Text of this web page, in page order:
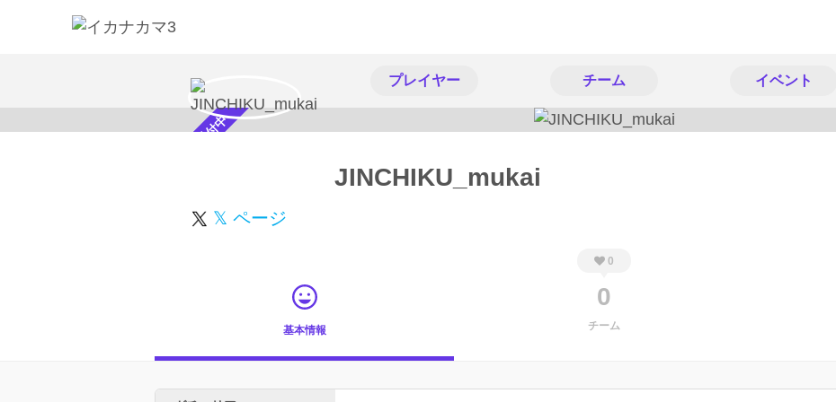
プレイヤー チーム イベント
スカウト受付中 JINCHIKU_mukai
𝕏 ページ
基本情報
0
0
チーム